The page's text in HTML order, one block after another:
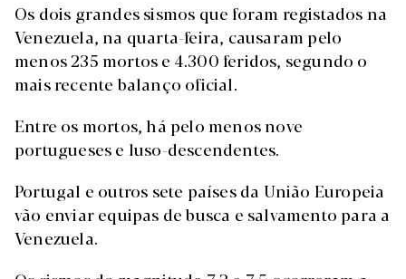
Os dois grandes sismos que foram registados na
Venezuela, na quarta-feira, causaram pelo
menos 235 mortos e 4.300 feridos, segundo o
mais recente balanço oficial.
Entre os mortos, há pelo menos nove
portugueses e luso-descendentes.
Portugal e outros sete países da União Europeia
vão enviar equipas de busca e salvamento para a
Venezuela.